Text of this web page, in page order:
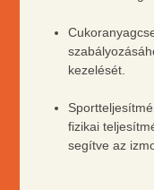
kezelését.
fizikai
segítve az